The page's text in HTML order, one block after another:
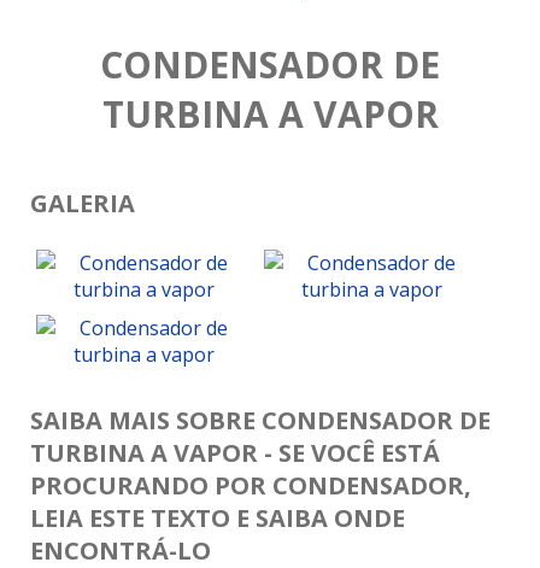
CONDENSADOR DE
TURBINA A VAPOR
GALERIA
SAIBA MAIS SOBRE CONDENSADOR DE
TURBINA A VAPOR - SE VOCÊ ESTÁ
PROCURANDO POR CONDENSADOR,
LEIA ESTE TEXTO E SAIBA ONDE
ENCONTRÁ-LO